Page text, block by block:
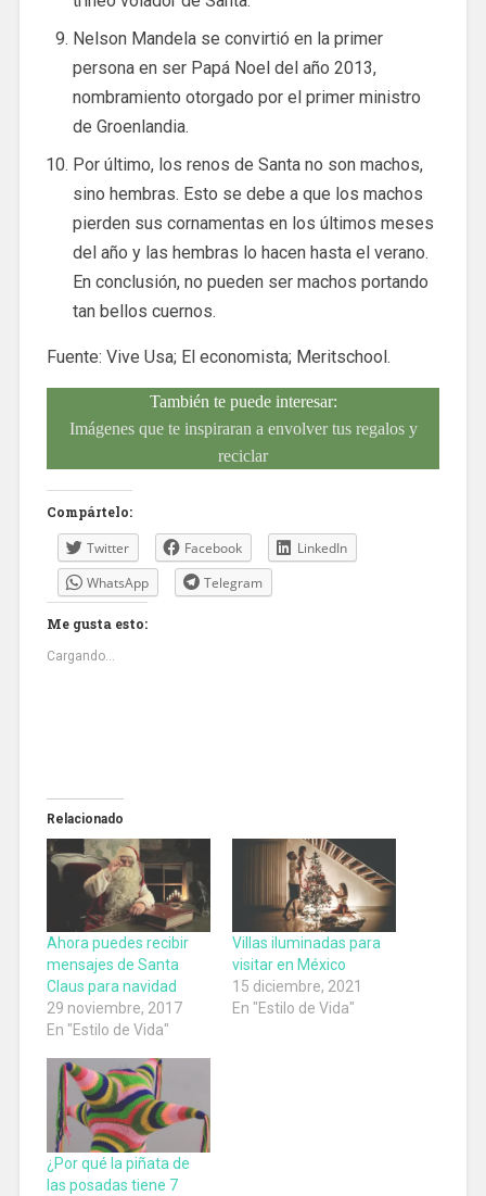
Nelson Mandela se convirtió en la primer
persona en ser Papá Noel del año 2013,
nombramiento otorgado por el primer ministro
de Groenlandia.
Por último, los renos de Santa no son machos,
sino hembras. Esto se debe a que los machos
pierden sus cornamentas en los últimos meses
del año y las hembras lo hacen hasta el verano.
En conclusión, no pueden ser machos portando
tan bellos cuernos.
Fuente: Vive Usa; El economista; Meritschool.
También te puede interesar:
Imágenes que te inspiraran a envolver tus regalos y
reciclar
Compártelo:
Twitter Facebook
LinkedIn
WhatsApp
Telegram
Me gusta esto:
Cargando...
Relacionado
Ahora puedes recibir
mensajes de Santa
Claus para navidad
29 noviembre, 2017
En "Estilo de Vida"
Villas iluminadas para
visitar en México
15 diciembre, 2021
En "Estilo de Vida"
¿Por qué la piñata de
las posadas tiene 7